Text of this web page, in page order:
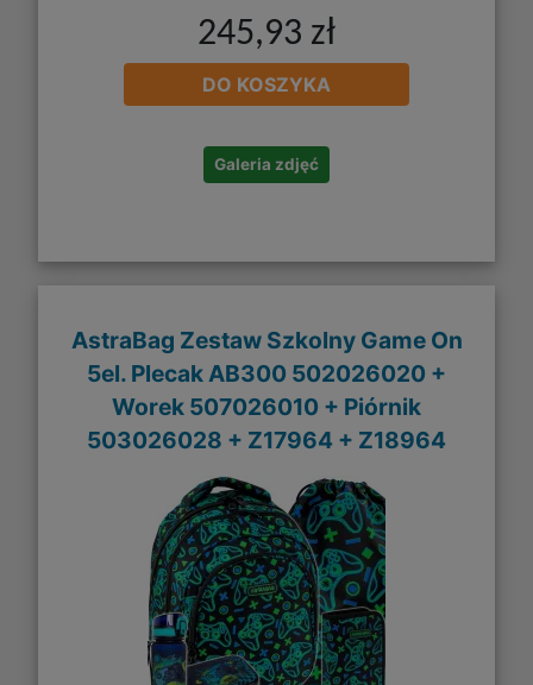
245,93 zł
DO KOSZYKA
Galeria zdjęć
AstraBag Zestaw Szkolny Game On
5el. Plecak AB300 502026020 +
Worek 507026010 + Piórnik
503026028 + Z17964 + Z18964